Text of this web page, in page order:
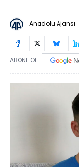
Anadolu Ajansı
ABONE OL